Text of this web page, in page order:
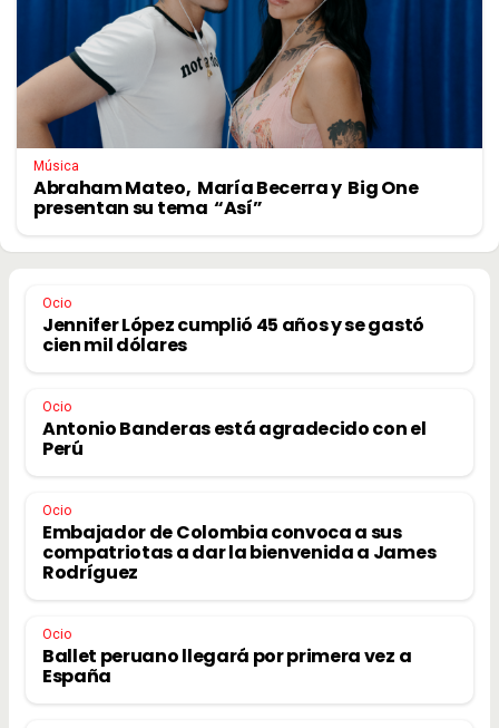
Música
Abraham Mateo, María Becerra y Big One
presentan su tema “Así”
Ocio
Jennifer López cumplió 45 años y se gastó
cien mil dólares
Ocio
Antonio Banderas está agradecido con el
Perú
Ocio
Embajador de Colombia convoca a sus
compatriotas a dar la bienvenida a James
Rodríguez
Ocio
Ballet peruano llegará por primera vez a
España